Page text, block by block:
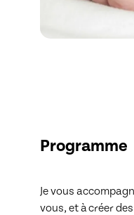
Programme
Je vous
vous, et à créer